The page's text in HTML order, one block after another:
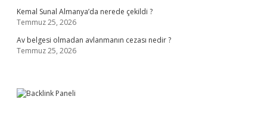
Kemal Sunal Almanya’da nerede çekildi ?
Temmuz 25, 2026
Av belgesi olmadan avlanmanın cezası nedir ?
Temmuz 25, 2026